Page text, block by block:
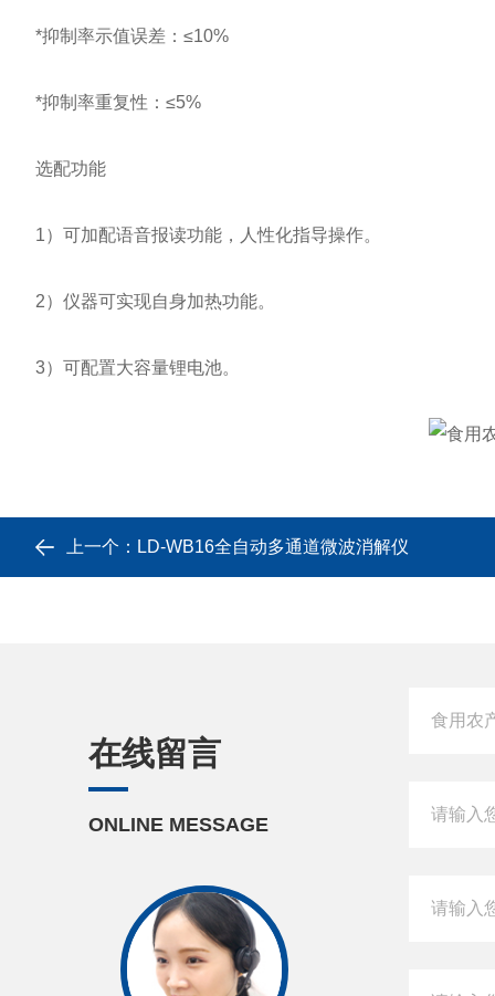
*抑制率示值误差：≤10%
*抑制率重复性：≤5%
选配功能
1）可加配语音报读功能，人性化指导操作。
2）仪器可实现自身加热功能。
3）可配置大容量锂电池。
上一个： LD-WB16全自动多通道微波消解仪
在线留言
ONLINE MESSAGE